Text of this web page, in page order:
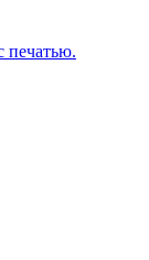
печатью.